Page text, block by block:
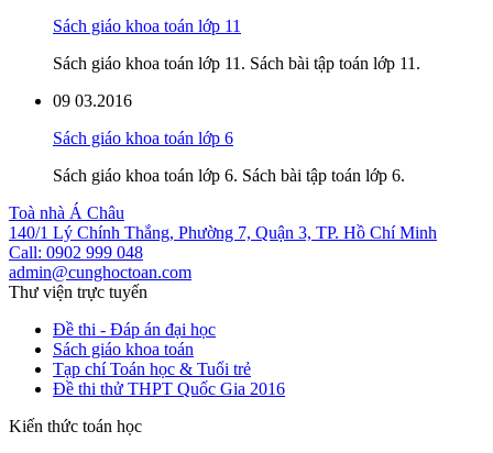
Sách giáo khoa toán lớp 11
Sách giáo khoa toán lớp 11. Sách bài tập toán lớp 11.
09 03.2016
Sách giáo khoa toán lớp 6
Sách giáo khoa toán lớp 6. Sách bài tập toán lớp 6.
Toà nhà Á Châu
140/1 Lý Chính Thắng, Phường 7, Quận 3, TP. Hồ Chí Minh
Call: 0902 999 048
admin@cunghoctoan.com
Thư viện trực tuyến
Đề thi - Đáp án đại học
Sách giáo khoa toán
Tạp chí Toán học & Tuổi trẻ
Đề thi thử THPT Quốc Gia 2016
Kiến thức toán học